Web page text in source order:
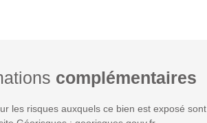
complémentaires
les risques auxquels ce bien est exposé sont